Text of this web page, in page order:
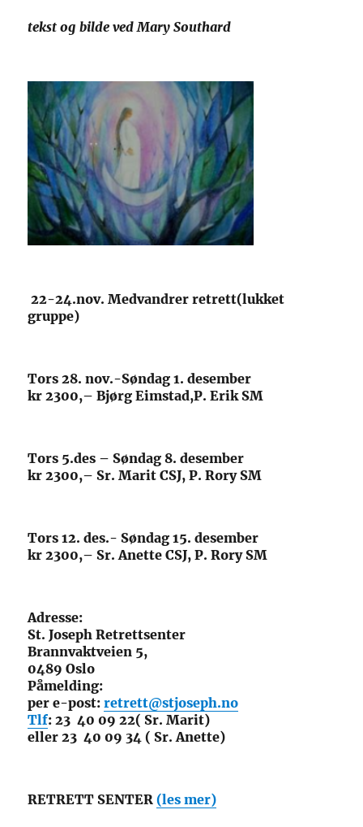
tekst og bilde ved Mary Southard
22-24.nov. Medvandrer retrett(lukket
gruppe)
Tors 28. nov.-Søndag 1. desember
kr 2300,– Bjørg Eimstad,P. Erik SM
Tors 5.des – Søndag 8. desember
kr 2300,– Sr. Marit CSJ, P. Rory SM
Tors 12. des.- Søndag 15. desember
kr 2300,– Sr. Anette CSJ, P. Rory SM
Adresse:
St. Joseph Retrettsenter
Brannvaktveien 5,
0489 Oslo
Påmelding:
per e-post:retrett@stjoseph.no
Tlf: 23 40 09 22( Sr. Marit)
eller 23 40 09 34 ( Sr. Anette)
RETRETT SENTER(les mer)